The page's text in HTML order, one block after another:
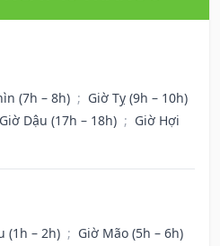
(7h – 8h) ; Giờ Tỵ (9h – 10h)
Giờ Dậu (17h – 18h) ; Giờ Hợi
(1h – 2h) ; Giờ Mão (5h – 6h)